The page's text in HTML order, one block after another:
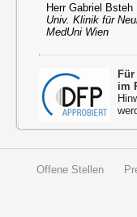
Herr Gabriel Bsteh
Univ. Klinik für
MedUni Wien
im
Offene Stellen